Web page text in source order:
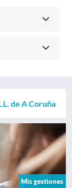
de A Coruña
Mis gestiones